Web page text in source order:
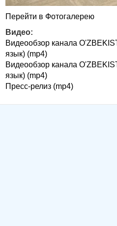
Перейти в Фотогалерею
Видео:
Видеообзор канала
язык) (mp4)
Видеообзор канала
язык) (mp4)
Пресс-релиз (mp4)